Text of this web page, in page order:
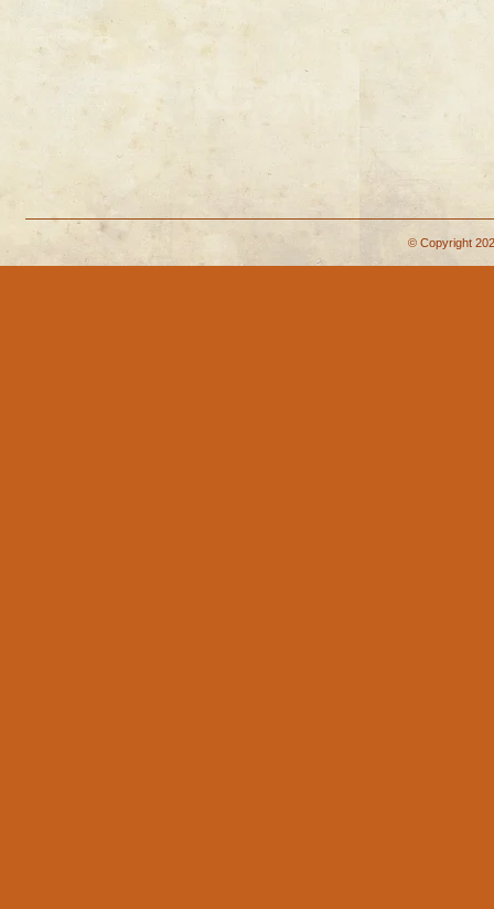
© Copyright